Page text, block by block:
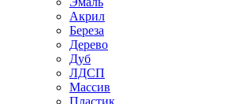
Акрил
Береза
Дерево
Дуб
ЛДСП
Массив
Пластик